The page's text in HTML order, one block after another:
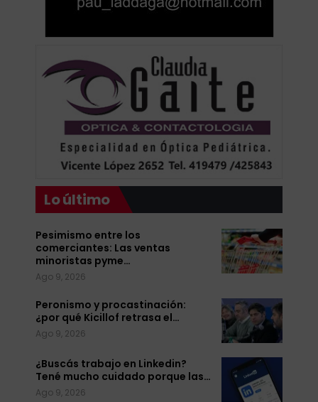
Lo último
Pesimismo entre los
comerciantes: Las ventas
minoristas pyme…
Ago 9, 2026
Peronismo y procastinación:
¿por qué Kicillof retrasa el…
Ago 9, 2026
¿Buscás trabajo en Linkedin?
Tené mucho cuidado porque las…
Ago 9, 2026